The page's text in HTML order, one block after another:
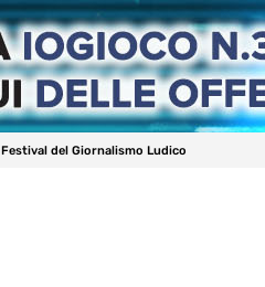
Festival del Giornalismo Ludico